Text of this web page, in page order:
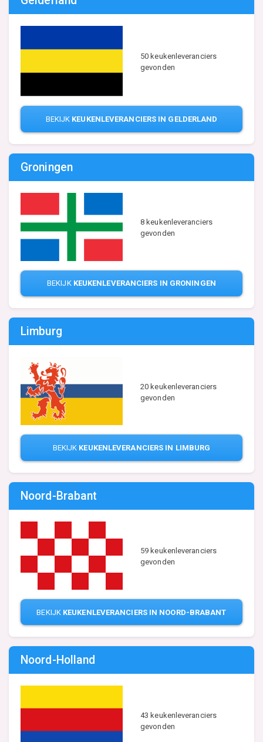
50 keukenleveranciers
gevonden
BEKIJK KEUKENLEVERANCIERS IN GELDERLAND
Groningen
8 keukenleveranciers
gevonden
BEKIJK KEUKENLEVERANCIERS IN GRONINGEN
Limburg
20 keukenleveranciers
gevonden
BEKIJK KEUKENLEVERANCIERS IN LIMBURG
Noord-Brabant
59 keukenleveranciers
gevonden
BEKIJK KEUKENLEVERANCIERS IN NOORD-BRABANT
Noord-Holland
43 keukenleveranciers
gevonden